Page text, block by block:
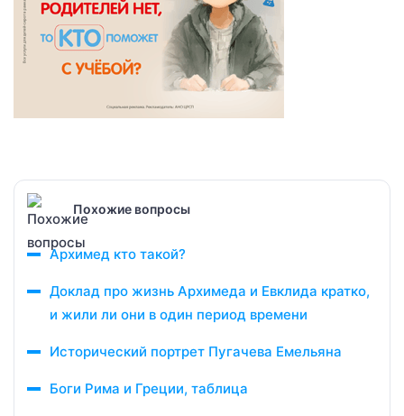
Похожие вопросы
Архимед кто такой?
Доклад про жизнь Архимеда и Евклида кратко,
и жили ли они в один период времени
Исторический портрет Пугачева Емельяна
Боги Рима и Греции, таблица